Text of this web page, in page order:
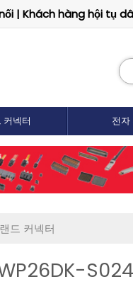
| Khách hàng hội tụ
커넥터 전자
드 커넥터